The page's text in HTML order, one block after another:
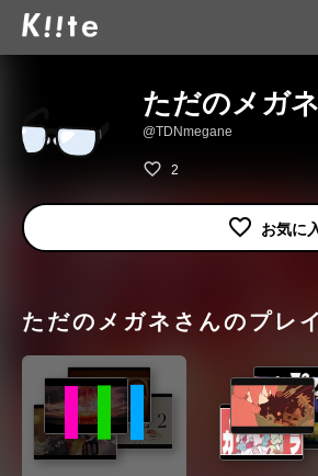
ただのメガネ
@TDNmegane
2
ただのメガネさんのプレ